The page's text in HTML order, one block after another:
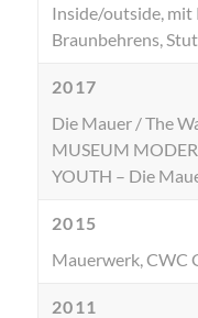
Inside/outside, mit
Braunbehrens,
2017
Die Mauer / The
MUSEUM
YOUTH – Die
2015
Mauerwerk, CWC
2011